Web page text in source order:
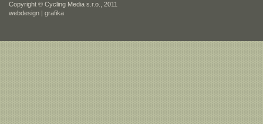
Copyright © Cycling Media s.r.o., 2011
webdesign | grafika